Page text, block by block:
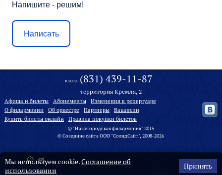
Напишите - решим!
Написать
КАССА: (831) 439-11-87
территория Кремля, 2
Афиша и билеты Абонементы
Изменения в репертуаре
О филармонии
Oб оркестре Партнеры
Вакансии
Купить билеты онлайн
Правила покупки билетов
© "Нижегородская филармония" 2015
©Создание сайтаООО "СолидСайт", 2008-2026
Мы используем cookie.Соглашение об
использовании
Принять